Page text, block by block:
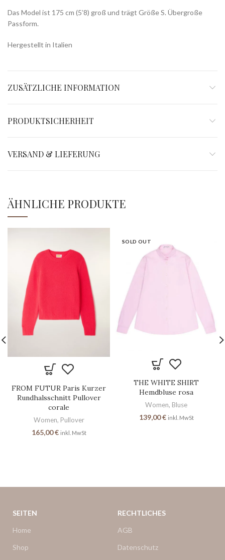
Das Model ist 175 cm (5’8) groß und trägt Größe S. Übergroße
Passform.
Hergestellt in Italien
ZUSÄTZLICHE INFORMATION
PRODUKTSICHERHEIT
VERSAND & LIEFERUNG
ÄHNLICHE PRODUKTE
FROM FUTUR Paris Kurzer
Rundhalsschnitt Pullover
corale
Women, Pullover
165,00€ inkl. MwSt
SOLD OUT
THE WHITE SHIRT
Hemdbluse rosa
Women, Bluse
139,00€ inkl. MwSt
SEITEN
Home
Shop
RECHTLICHES
AGB
Datenschutz